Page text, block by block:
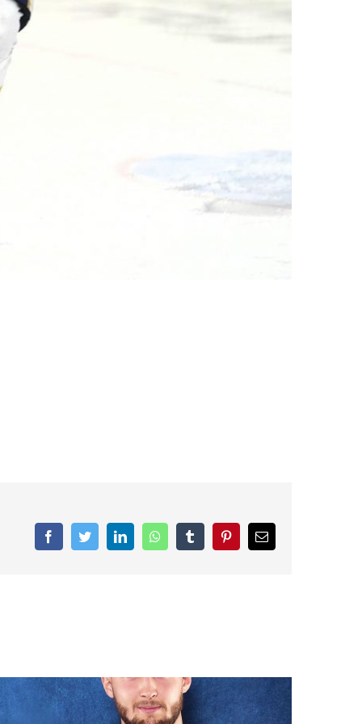
FacebookTwitterLinkedInWhatsAppTumblrPinterest
E-
Mail